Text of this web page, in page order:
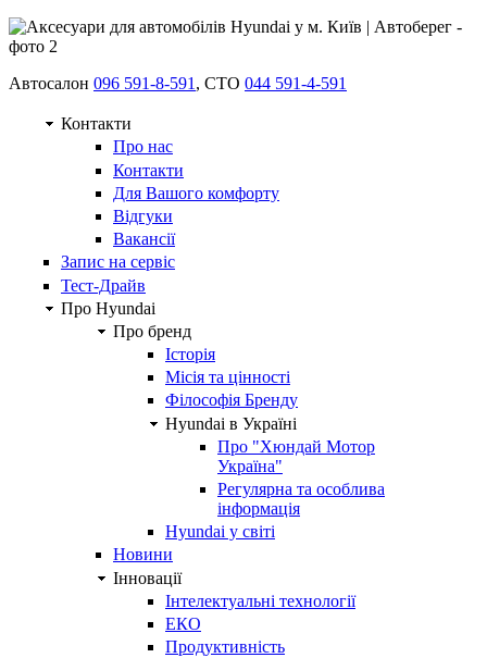
Автосалон 096 591-8-591 , СТО 044 591-4-591
Контакти
Про нас
Контакти
Для Вашого комфорту
Відгуки
Вакансії
Запис на сервіс
Тест-Драйв
Про Hyundai
Про бренд
Історія
Місія та цінності
Філософія Бренду
Hyundai в Україні
Про "Хюндай Мотор
Україна"
Регулярна та особлива
інформація
Hyundai у світі
Новини
Інновації
Інтелектуальні технології
ЕКО
Продуктивність